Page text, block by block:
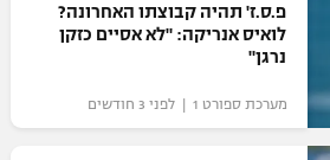
פודקאסט
פ.ס.ז' תהיה קבוצתו האחרונה?
לואיס אנריקה: "לא אסיים כזקן
נרגן"
מערכת ספורט 1 | לפני 3 חודשים